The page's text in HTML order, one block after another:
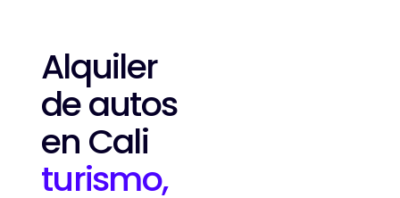
Alquiler
de autos
en Cali
turismo,